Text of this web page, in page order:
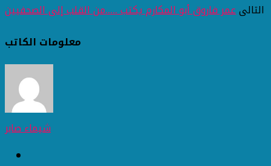
التالىعمر فاروق أبو المكارم يكتب .....من القلب إلى الصحفيين
معلومات الكاتب
شيماء صابر